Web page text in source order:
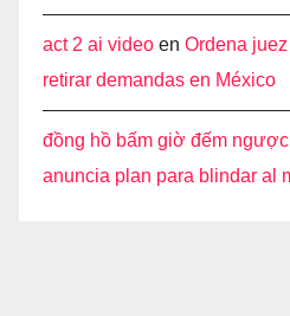
act 2 ai video en Ordena
retirar demandas en México
đồng hồ bấm giờ đếm ngược
anuncia plan para blindar al